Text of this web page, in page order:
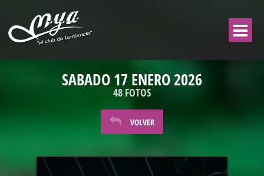
SABADO 17 ENERO 2026
48 FOTOS
VOLVER